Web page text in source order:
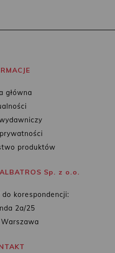
główna
produktów
Sp. z o.o.
korespondencji:
2a/25